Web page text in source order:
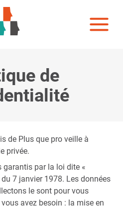
de
de Plus que pro veille à
privée.
garantis par la loi dite «
7 janvier 1978. Les données
le sont pour vous
avez besoin : la mise en